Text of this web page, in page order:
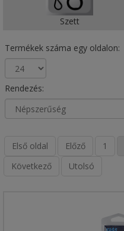
Szett
Termékek száma egy oldalon:
Rendezés:
Első oldal Előző 1
Következő
Utolsó